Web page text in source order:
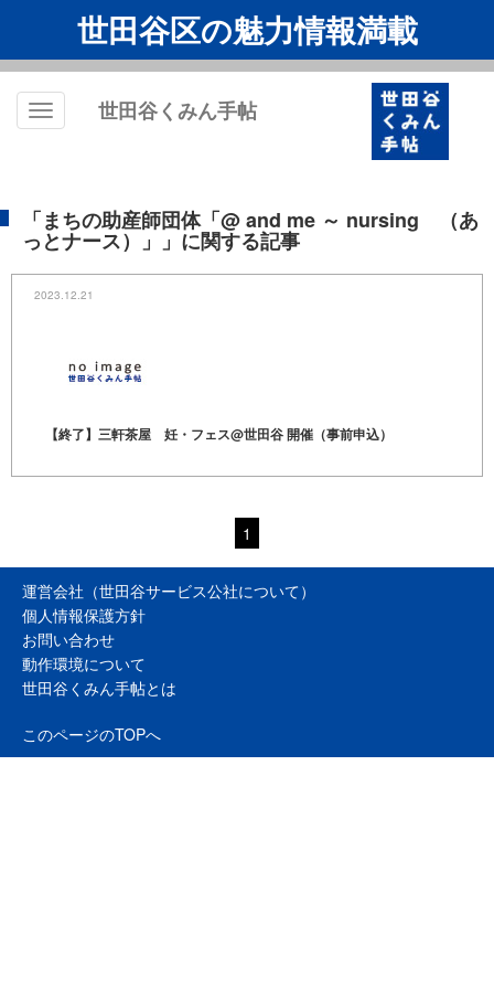
世田谷区の魅力情報満載
Toggle
世田谷くみん手帖
「まちの助産師団体「@ and me ～ nursing （あ
っとナース）」」に関する記事
2023.12.21
【終了】三軒茶屋 妊・フェス@世田谷 開催（事前申込）
1
運営会社（世田谷サービス公社について）
個人情報保護方針
お問い合わせ
動作環境について
世田谷くみん手帖とは
このページのTOPへ